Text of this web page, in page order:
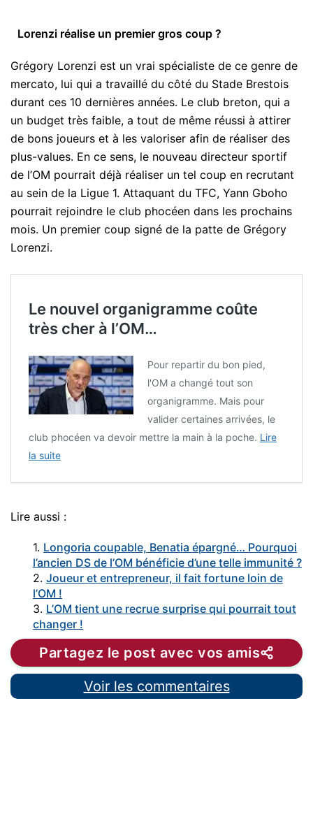
Lorenzi réalise un premier gros coup ?
Grégory Lorenzi est un vrai spécialiste de ce genre de
mercato, lui qui a travaillé du côté du Stade Brestois
durant ces 10 dernières années. Le club breton, qui a
un budget très faible, a tout de même réussi à attirer
de bons joueurs et à les valoriser afin de réaliser des
plus-values. En ce sens, le nouveau directeur sportif
de l’OM pourrait déjà réaliser un tel coup en recrutant
au sein de la Ligue 1. Attaquant du TFC, Yann Gboho
pourrait rejoindre le club phocéen dans les prochains
mois. Un premier coup signé de la patte de Grégory
Lorenzi.
Le nouvel organigramme coûte
très cher à l’OM…
Pour repartir du bon pied,
l'OM a changé tout son
organigramme. Mais pour
valider certaines arrivées, le
club phocéen va devoir mettre la main à la poche. Lire
la suite
Lire aussi :
1. Longoria coupable, Benatia épargné… Pourquoi
l’ancien DS de l’OM bénéficie d’une telle immunité ?
2. Joueur et entrepreneur, il fait fortune loin de
l’OM !
3. L’OM tient une recrue surprise qui pourrait tout
changer !
Partagez le post avec vos amis
Voir les commentaires